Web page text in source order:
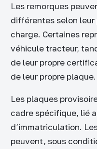
Les remorques
différentes selon
charge. Certaines
véhicule tracteur,
de leur propre
de leur propre plaque.
Les plaques
cadre spécifique, lié
d’immatriculation.
peuvent, sous